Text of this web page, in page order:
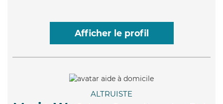
Afficher le profil
ALTRUISTE